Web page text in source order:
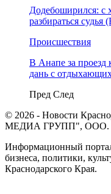
Додебоширился: с
разбираться
Происшествия
В Анапе за
дань с
Пред След
© 2026 - Новости
МЕДИА ГРУПП", ООО.
Информационный
бизнеса, политики,
Краснодарского Края.